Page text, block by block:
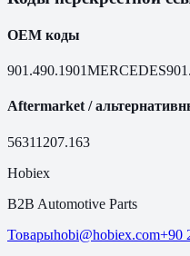
OEM коды
901.490.1901MERCEDES
Aftermarket /
56311 207.163
Hobiex
B2B Automotive Parts
Товарыhobi@hobiex.com+90